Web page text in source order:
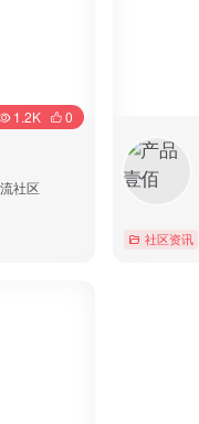
社区
1.2K 0
社区资讯